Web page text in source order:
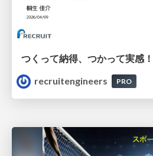
recruitengineers
PRO